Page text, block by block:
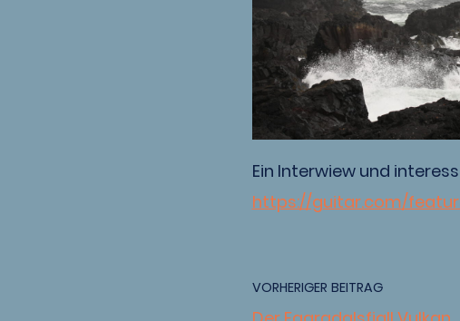
Ein Interwiew und
https://guitar.com/
VORHERIGER BEITRAG